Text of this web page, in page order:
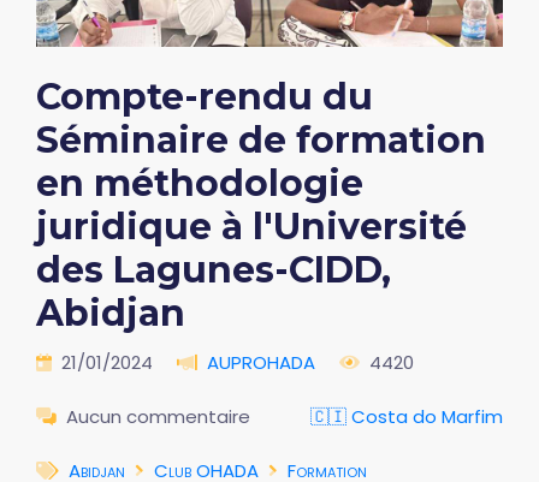
Compte-rendu du
Séminaire de formation
en méthodologie
juridique à l'Université
des Lagunes-CIDD,
Abidjan
21/01/2024 AUPROHADA 4420
Aucun commentaire 🇨🇮 Costa do Marfim
Abidjan Club OHADA Formation